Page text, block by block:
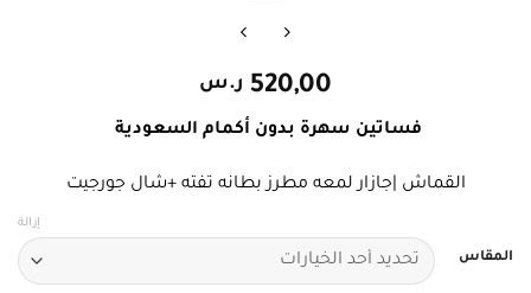
520,00 ر.س
فساتين سهرة بدون أكمام السعودية
القماش |جازار لمعه مطرز بطانه تفته +شال جورجيت
المقاس
إزالة